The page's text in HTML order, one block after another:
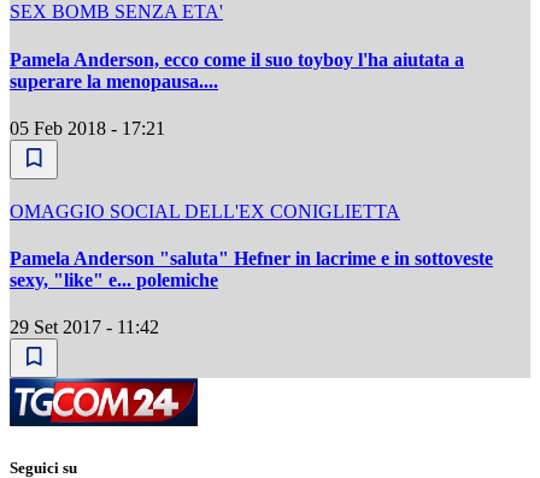
SEX BOMB SENZA ETA'
Pamela Anderson, ecco come il suo toyboy l'ha aiutata a
superare la menopausa....
05 Feb 2018 - 17:21
OMAGGIO SOCIAL DELL'EX CONIGLIETTA
Pamela Anderson "saluta" Hefner in lacrime e in sottoveste
sexy, "like" e... polemiche
29 Set 2017 - 11:42
Seguici su